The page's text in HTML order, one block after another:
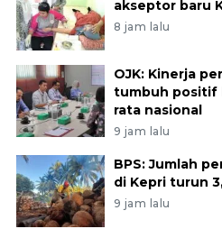
akseptor baru
8 jam lalu
OJK: Kinerja
tumbuh positif
rata nasional
9 jam lalu
BPS: Jumlah
di Kepri turun
9 jam lalu